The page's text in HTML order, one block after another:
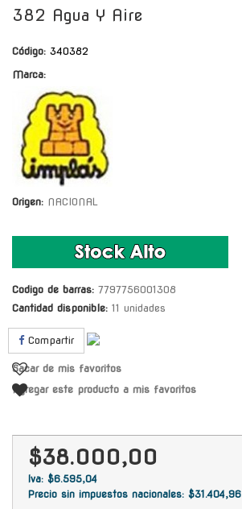
382 Agua Y Aire
Código: 340382
Marca:
Origen: NACIONAL
Codigo de barras: 7797756001308
Cantidad disponible: 11 unidades
Compartir
Sacar de mis favoritos
Agregar este producto a mis favoritos
$38.000,00
Iva: $6.595,04
Precio sin impuestos nacionales: $31.404,96